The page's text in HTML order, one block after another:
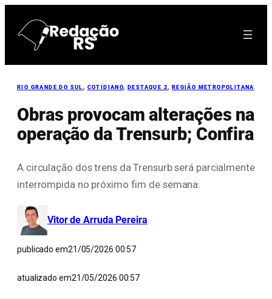
para
RIO GRANDE DO SUL , COTIDIANO, DESTAQUE 2, REGIÃO METROPOLITANA
Obras provocam alterações na
operação da Trensurb; Confira
A circulação dos trens da Trensurb será parcialmente
interrompida no próximo fim de semana.
Vitor de Arruda Pereira
publicado em21/05/2026 00:57
atualizado em21/05/2026 00:57